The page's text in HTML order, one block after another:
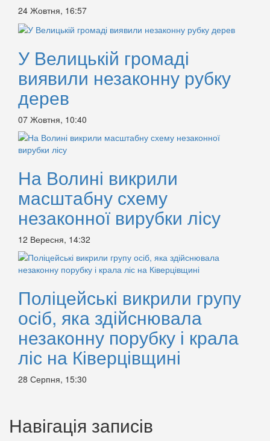
24 Жовтня, 16:57
У Велицькій громаді
виявили незаконну рубку
дерев
07 Жовтня, 10:40
На Волині викрили
масштабну схему
незаконної вирубки лісу
12 Вересня, 14:32
Поліцейські викрили групу
осіб, яка здійснювала
незаконну порубку і крала
ліс на Ківерцівщині
28 Серпня, 15:30
Навігація записів